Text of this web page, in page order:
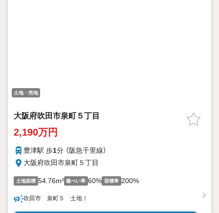
土地・売地
大阪府吹田市泉町５丁目
2,190万円
豊津駅 歩1分 （阪急千里線）
大阪府吹田市泉町５丁目
土地面積 54.76m² 建ぺい率 60% 容積率 200%
吹田市 泉町５ 土地！